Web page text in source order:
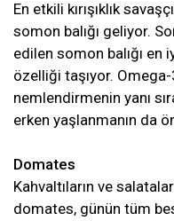
En etkili kırışıklık
somon balığı geliyor.
edilen somon balığı en
özelliği taşıyor.
nemlendirmenin yanı
erken yaşlanmanın da
Domates
Kahvaltıların ve
domates, günün tüm